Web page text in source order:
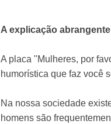
A explicação abrangente
A placa "Mulheres, por
humorística que faz você
Na nossa sociedade
homens são